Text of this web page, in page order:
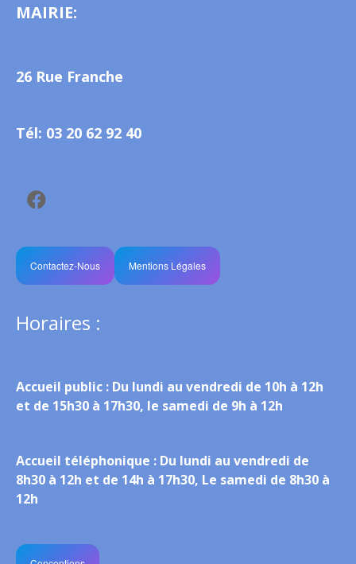
MAIRIE:
26 Rue Franche
Tél: 03 20 62 92 40
Contactez-Nous Mentions Légales
Horaires :
Accueil public : Du lundi au vendredi de 10h à 12h
et de 15h30 à 17h30, le samedi de 9h à 12h
Accueil téléphonique : Du lundi au vendredi de
8h30 à 12h et de 14h à 17h30, Le samedi de 8h30 à
12h